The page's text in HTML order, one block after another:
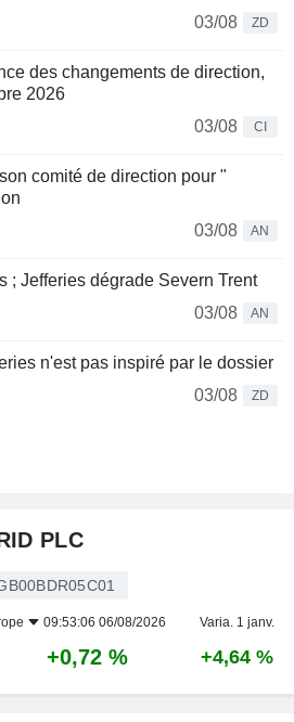
03/08
ZD
des changements de direction,
2026
03/08
CI
comité de direction pour "
03/08
AN
; Jefferies dégrade Severn Trent
03/08
AN
n'est pas inspiré par le dossier
03/08
ZD
PLC
09:53:06 06/08/2026 Varia. 1 janv.
+0,72 % +4,64 %